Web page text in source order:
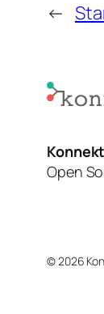
←
Open
© 2026